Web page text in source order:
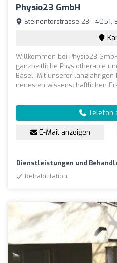
Physio23 GmbH
Steinentorstrasse 23 - 4051,
Willkommen bei Physio23
ganzheitliche Physiotherapie
Basel. Mit unserer langjährigen
neuesten wissenschaftlichen
Telefon
E-Mail anzeigen
Dienstleistungen und
Rehabilitation